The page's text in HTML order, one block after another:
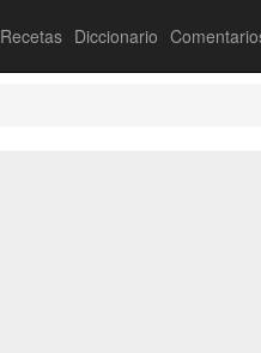
Recetas Diccionario